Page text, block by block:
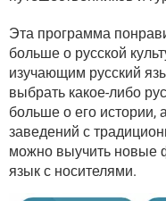
ВИДЕО
YANDEX
Эта программа
больше о русской
изучающим русский
выбрать какое-либо
больше о его истории,
заведений с
можно выучить новые
язык с носителями.